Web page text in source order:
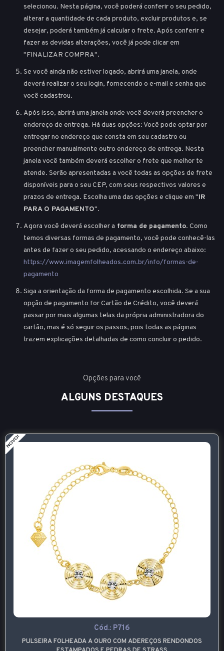
selecionou. Nesta página, você poderá conferir o seu pedido,
alterar a quantidade de cada produto, excluir produtos e, se
desejar, poderá também já calcular o frete. Após conferir e
fazer as devidas alterações, você já pode clicar em
"FINALIZAR COMPRA".
Se você ainda não estiver logado, abrirá uma janela, onde
deverá realizar o seu login, fornecendo o e-mail e senha que
você cadastrou.
Após isso, abrirá uma janela onde você deverá preencher o
endereço de entrega. Há duas opções: Você pode optar por
entregar no endereço que consta em seu cadastro ou
preencher manualmente outro endereço de entrega. Nesta
janela você também deverá escolher o frete que melhor te
atende. Serão apresentadas a você todas as opções de frete
disponíveis para o seu CEP, com seus respectivos valores e
prazos de entrega. Escolha uma das opções e clique em "IR
PARA O PAGAMENTO".
Agora você deverá escolher a forma de pagamento. Como
temos diversas formas de pagamento, você pode conhecê-las
antes de fazer o seu pedido, acessando o endereço abaixo:
https://www.imagemfolheados.com.br/info/formas-de-
pagamento
Siga a orientação da forma de pagamento escolhida. Se a sua
opção de pagamento for Cartão de Crédito, você deverá
passar por mais algumas telas da própria administradora do
cartão, mas é só seguir os passos, pois todas as páginas
trazem explicações detalhadas de como concluir o pedido.
Opções para você
ALGUNS DESTAQUES
Cód.: P716
PULSEIRA FOLHEADA A OURO COM ADEREÇOS RENDONDOS